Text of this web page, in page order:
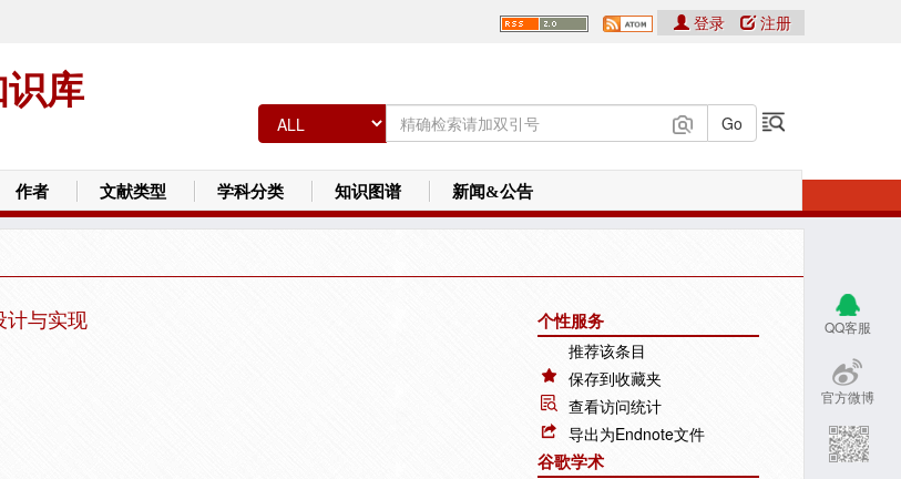
库
登录 注册
作者 文献类型 学科分类 知识图谱 新闻&公告
QQ客服
官方微博
计与实现 个性服务
推荐该条目
保存到收藏夹
查看访问统计
导出为Endnote文件
谷歌学术